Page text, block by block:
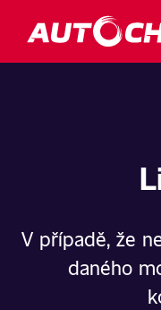
V případě, že
daného